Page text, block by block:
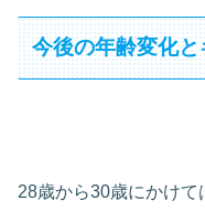
今後の年齢変化
28歳から30歳にかけ